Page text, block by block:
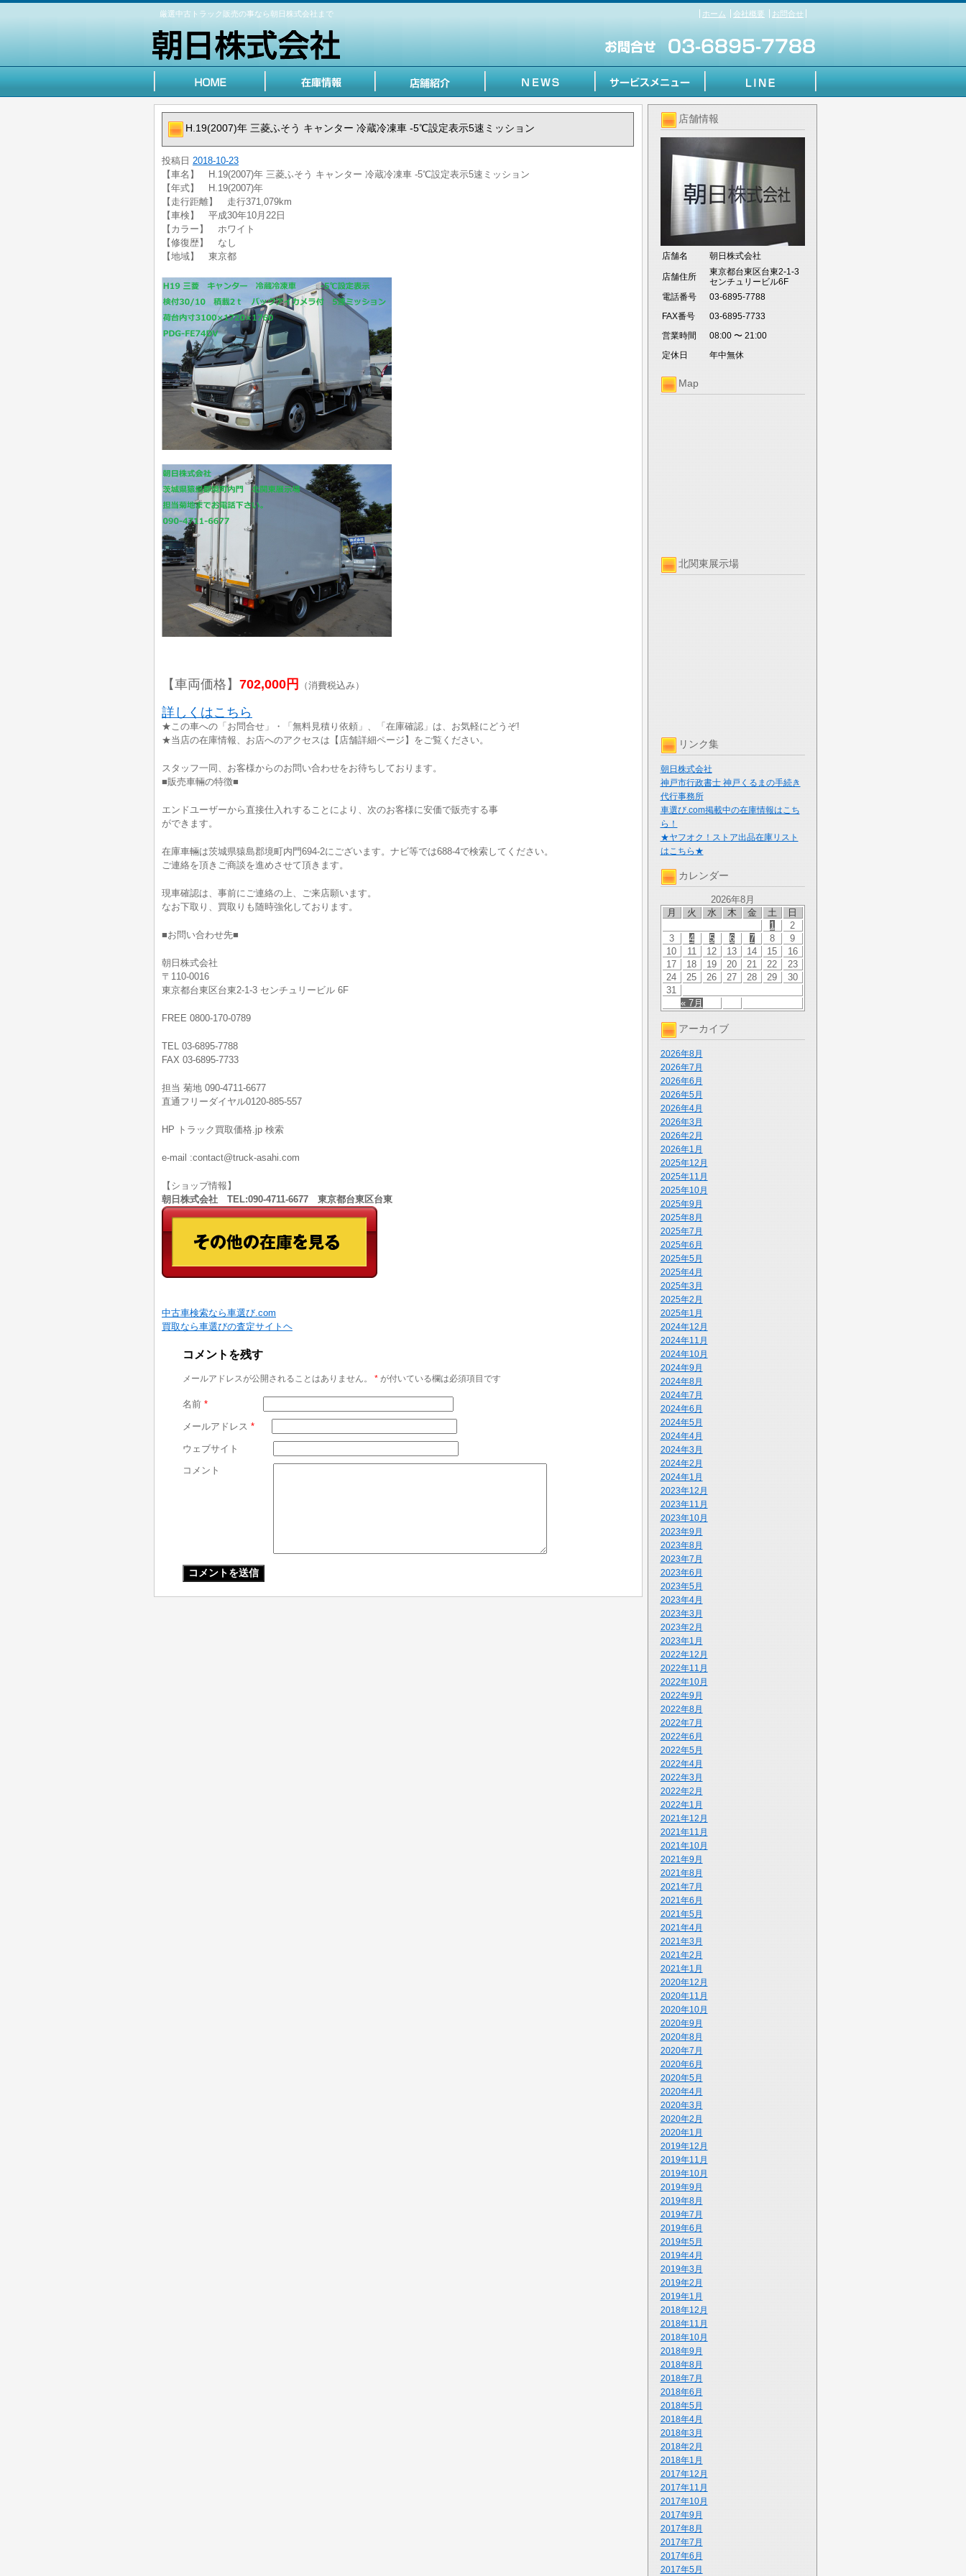
厳選中古トラック販売の事なら朝日株式会社まで ホーム 会社概要 お問合せ
店舗情報
店舗名 朝日株式会社
店舗住所
東京都台東区台東2-1-3
センチュリービル6F
電話番号
03-6895-7788
FAX番号
03-6895-7733
営業時間
08:00 〜 21:00
定休日
年中無休
Map
北関東展示場
リンク集
朝日株式会社
神戸市行政書士 神戸くるまの手続き
代行事務所
車選び.com掲載中の在庫情報はこち
ら！
★ヤフオク！ストア出品在庫リスト
はこちら★
カレンダー
2026年8月
月
火 水 木 金 土 日
« 7月
1
2
3
4 5 6 7 8
9
10
11 12 13 14 15
16
17
18 19 20 21 22
23
24
25 26 27 28 29
30
31
アーカイブ
2026年8月
2026年7月
2026年6月
2026年5月
2026年4月
2026年3月
2026年2月
2026年1月
2025年12月
2025年11月
2025年10月
2025年9月
2025年8月
2025年7月
2025年6月
2025年5月
2025年4月
2025年3月
2025年2月
2025年1月
2024年12月
2024年11月
2024年10月
2024年9月
2024年8月
2024年7月
2024年6月
2024年5月
2024年4月
2024年3月
2024年2月
2024年1月
2023年12月
2023年11月
2023年10月
2023年9月
2023年8月
2023年7月
2023年6月
2023年5月
2023年4月
2023年3月
2023年2月
2023年1月
2022年12月
2022年11月
2022年10月
2022年9月
2022年8月
2022年7月
2022年6月
2022年5月
2022年4月
2022年3月
2022年2月
2022年1月
2021年12月
2021年11月
2021年10月
2021年9月
2021年8月
2021年7月
2021年6月
2021年5月
2021年4月
2021年3月
2021年2月
2021年1月
2020年12月
2020年11月
2020年10月
2020年9月
2020年8月
2020年7月
2020年6月
2020年5月
2020年4月
2020年3月
2020年2月
2020年1月
2019年12月
2019年11月
2019年10月
2019年9月
2019年8月
2019年7月
2019年6月
2019年5月
2019年4月
2019年3月
2019年2月
2019年1月
2018年12月
2018年11月
2018年10月
2018年9月
2018年8月
2018年7月
2018年6月
2018年5月
2018年4月
2018年3月
2018年2月
2018年1月
2017年12月
2017年11月
2017年10月
2017年9月
2017年8月
2017年7月
2017年6月
2017年5月
H.19(2007)年 三菱ふそう キャンター 冷蔵冷凍車 -5℃設定表示5速ミッション
投稿日 2018-10-23
【車名】 H.19(2007)年 三菱ふそう キャンター 冷蔵冷凍車 -5℃設定表示5速ミッション
【年式】 H.19(2007)年
【走行距離】 走行371,079km
【車検】 平成30年10月22日
【カラー】 ホワイト
【修復歴】 なし
【地域】 東京都
【車両価格】 702,000円 （消費税込み）
詳しくはこちら
★この車への「お問合せ」・「無料見積り依頼」、「在庫確認」は、お気軽にどうぞ!
★当店の在庫情報、お店へのアクセスは【店舗詳細ページ】をご覧ください。
スタッフ一同、お客様からのお問い合わせをお待ちしております。
■販売車輛の特徴■
エンドユーザーから直接仕入れすることにより、次のお客様に安価で販売する事
ができます。
在庫車輛は茨城県猿島郡境町内門694-2にございます。ナビ等では688-4で検索してください。
ご連絡を頂きご商談を進めさせて頂きます。
現車確認は、事前にご連絡の上、ご来店願います。
なお下取り、買取りも随時強化しております。
■お問い合わせ先■
朝日株式会社
〒110-0016
東京都台東区台東2-1-3 センチュリービル 6F
FREE 0800-170-0789
TEL 03-6895-7788
FAX 03-6895-7733
担当 菊地 090-4711-6677
直通フリーダイヤル0120-885-557
HP トラック買取価格.jp 検索
e-mail :contact@truck-asahi.com
【ショップ情報】
朝日株式会社 TEL:090-4711-6677 東京都台東区台東
中古車検索なら車選び.com
買取なら車選びの査定サイトヘ
コメントを残す
メールアドレスが公開されることはありません。 * が付いている欄は必須項目です
名前 *
メールアドレス *
ウェブサイト
コメント